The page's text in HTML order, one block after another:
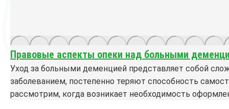
Правовые аспекты опеки над больными
Уход за больными деменцией представляет собой
заболеванием, постепенно теряют способность
рассмотрим, когда возникает необходимость